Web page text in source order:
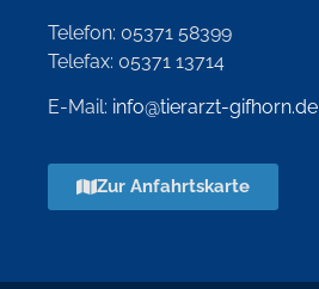
Telefon: 05371 58399
Telefax: 05371 13714
E-Mail: info@tierarzt-gifhorn.de
Zur Anfahrtskarte